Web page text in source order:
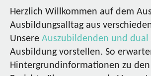
Herzlich Willkommen auf dem
Ausbildungsalltag aus
Unsere Auszubildenden und dual
Ausbildung vorstellen. So
Hintergrundinformationen zu